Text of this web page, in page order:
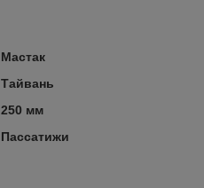
Мастак
Тайвань
250 мм
Пассатижи